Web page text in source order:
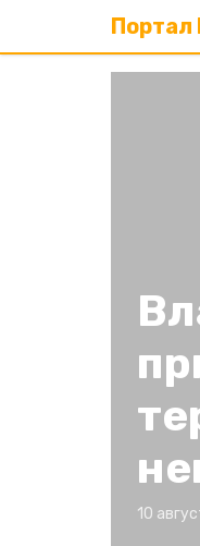
Портал
10